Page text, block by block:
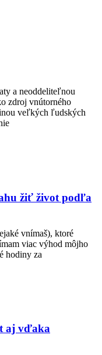
a neoddeliteľnou
zdroj vnútorného
veľkých ľudských
žiť život podľa
vnímaš), ktoré
viac výhod môjho
hodiny za
aj vďaka